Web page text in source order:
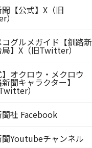
【公式】X（旧
グルメガイド【釧路新
局】X（旧Twitter）
】オクロウ・メクロウ
新聞キャラクター】
）
聞社 Facebook
聞Youtubeチャンネル